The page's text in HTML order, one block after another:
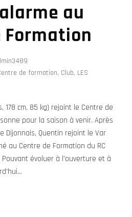
au
Formation
de formation, Club, LES
178 cm, 85 kg) rejoint le Centre de
pour la saison à venir. Après
Dijonnais, Quentin rejoint le Var
au Centre de Formation du RC
évoluer à l’ouverture et à